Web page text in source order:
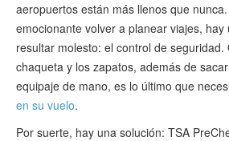
Verificar ESTA
ESTA Información
Contacto
aeropuertos están más llenos que
emocionante volver a planear viajes,
resultar molesto: el control de
chaqueta y los zapatos, además de
equipaje de mano, es lo último que
en su vuelo.
Por suerte, hay una solución: TSA